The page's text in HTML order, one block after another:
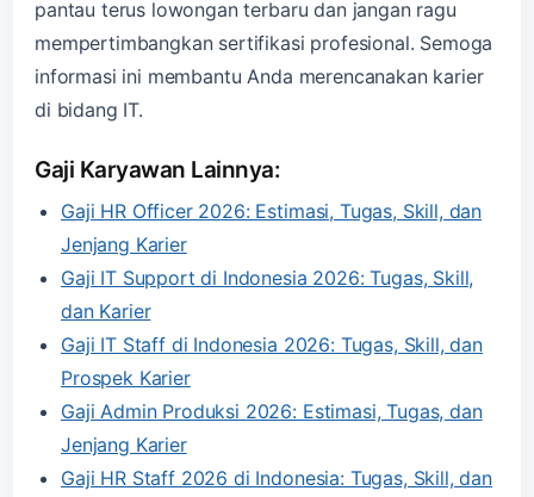
pantau terus lowongan terbaru dan jangan ragu
mempertimbangkan sertifikasi profesional. Semoga
informasi ini membantu Anda merencanakan karier
di bidang IT.
Gaji Karyawan Lainnya:
Gaji HR Officer 2026: Estimasi, Tugas, Skill, dan
Jenjang Karier
Gaji IT Support di Indonesia 2026: Tugas, Skill,
dan Karier
Gaji IT Staff di Indonesia 2026: Tugas, Skill, dan
Prospek Karier
Gaji Admin Produksi 2026: Estimasi, Tugas, dan
Jenjang Karier
Gaji HR Staff 2026 di Indonesia: Tugas, Skill, dan